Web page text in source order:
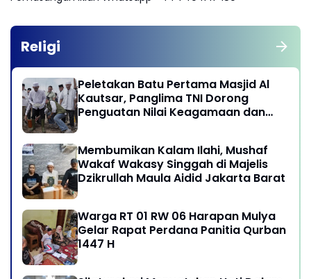
Religi
Peletakan Batu Pertama Masjid Al
Kautsar, Panglima TNI Dorong
Penguatan Nilai Keagamaan dan
Membumikan Kalam Ilahi, Mushaf
Wakaf Wakasy Singgah di Majelis
Dzikrullah Maula Aidid Jakarta Barat
Warga RT 01 RW 06 Harapan Mulya
Gelar Rapat Perdana Panitia Qurban
1447 H